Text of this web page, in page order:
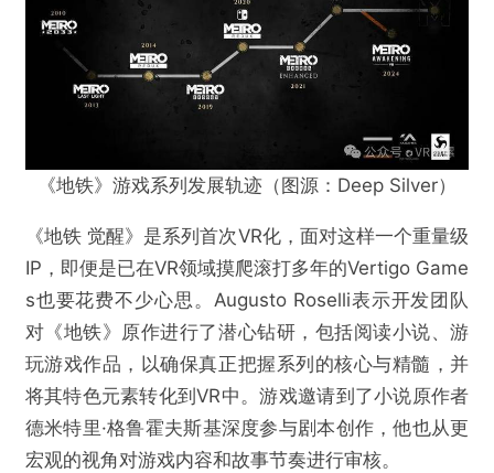
《地铁》游戏系列发展轨迹（图源：Deep Silver）
《地铁 觉醒》是系列首次VR化，面对这样一个重量级
IP，即便是已在VR领域摸爬滚打多年的Vertigo Game
s也要花费不少心思。Augusto Roselli表示开发团队
对《地铁》原作进行了潜心钻研，包括阅读小说、游
玩游戏作品，以确保真正把握系列的核心与精髓，并
将其特色元素转化到VR中。游戏邀请到了小说原作者
德米特里·格鲁霍夫斯基深度参与剧本创作，他也从更
宏观的视角对游戏内容和故事节奏进行审核。